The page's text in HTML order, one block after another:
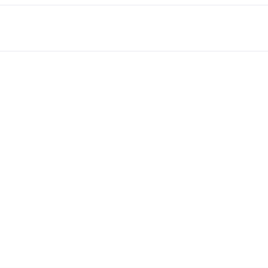
Materialviskositäten
Extrusions-, Spritzguss- und
erforderlich
von schädigenden Zusätzen
Maschinenteile sanft